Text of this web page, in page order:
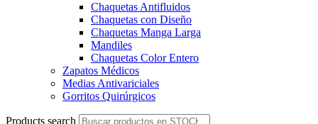
Chaquetas Antifluidos
Chaquetas con Diseño
Chaquetas Manga Larga
Mandiles
Chaquetas Color Entero
Zapatos Médicos
Medias Antivariciales
Gorritos Quirúrgicos
Products search